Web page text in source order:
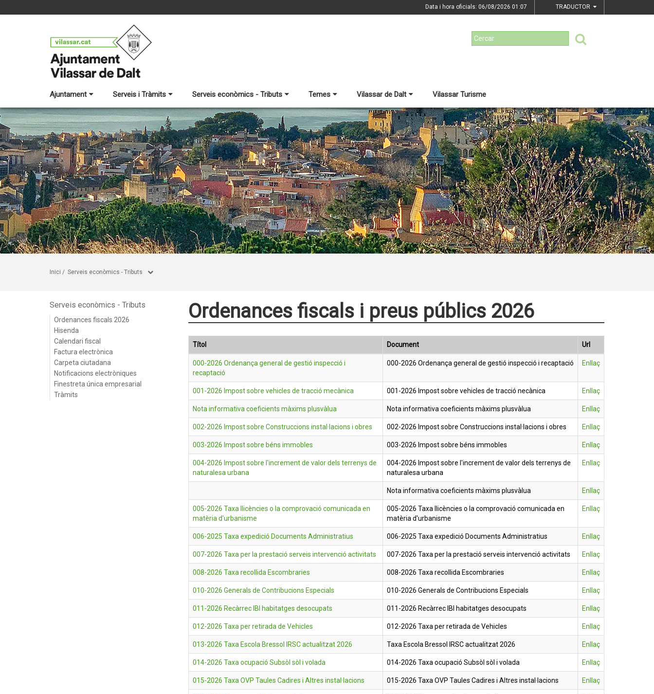
Data i hora oficials: 06/08/2026 01:07 TRADUCTOR
Ajuntament Serveis i Tràmits Serveis econòmics - Tributs Temes Vilassar de Dalt Vilassar Turisme
Inici / Serveis econòmics - Tributs
Serveis econòmics - Tributs
Ordenances fiscals 2026
Hisenda
Calendari fiscal
Factura electrònica
Carpeta ciutadana
Notificacions electròniques
Finestreta única empresarial
Tràmits
Ordenances fiscals i preus públics 2026
Títol Document Url
000-2026 Ordenança general de gestió inspecció i
recaptació
000-2026 Ordenança general de gestió inspecció i recaptació Enllaç
001-2026 Impost sobre vehicles de tracció mecànica 001-2026 Impost sobre vehicles de tracció necànica Enllaç
Nota informativa coeficients màxims plusvàlua Nota informativa coeficients màxims plusvàlua Enllaç
002-2026 Impost sobre Construccions instal·lacions i obres 002-2026 Impost sobre Construccions instal·lacions i obres Enllaç
003-2026 Impost sobre béns immobles 003-2026 Impost sobre béns immobles Enllaç
004-2026 Impost sobre l'increment de valor dels terrenys de
naturalesa urbana
004-2026 Impost sobre l'increment de valor dels terrenys de
naturalesa urbana
Enllaç
Nota informativa coeficients màxims plusvàlua Enllaç
005-2026 Taxa llicències o la comprovació comunicada en
matèria d'urbanisme
005-2026 Taxa llicències o la comprovació comunicada en
matèria d'urbanisme
Enllaç
006-2025 Taxa expedició Documents Administratius 006-2025 Taxa expedició Documents Administratius Enllaç
007-2026 Taxa per la prestació serveis intervenció activitats 007-2026 Taxa per la prestació serveis intervenció activitats Enllaç
008-2026 Taxa recollida Escombraries 008-2026 Taxa recollida Escombraries Enllaç
010-2026 Generals de Contribucions Especials 010-2026 Generals de Contribucions Especials Enllaç
011-2026 Recàrrec IBI habitatges desocupats 011-2026 Recàrrec IBI habitatges desocupats Enllaç
012-2026 Taxa per retirada de Vehicles 012-2026 Taxa per retirada de Vehicles Enllaç
013-2026 Taxa Escola Bressol IRSC actualitzat 2026 Taxa Escola Bressol IRSC actualitzat 2026 Enllaç
014-2026 Taxa ocupació Subsòl sòl i volada 014-2026 Taxa ocupació Subsòl sòl i volada Enllaç
015-2026 Taxa OVP Taules Cadires i Altres instal·lacions 015-2026 Taxa OVP Taules Cadires i Altres instal·lacions Enllaç